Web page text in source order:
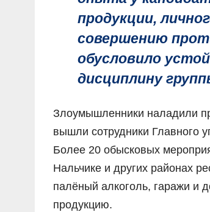
продукции,
совершению
обусловило
дисциплину
Злоумышленники наладили
вышли сотрудники Главного
Более 20 обысковых
Нальчике и других районах
палёный алкоголь, гаражи и
продукцию.